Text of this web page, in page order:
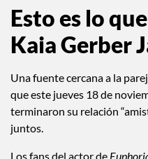
Esto es lo
Kaia Gerber
Una fuente cercana a la
que este jueves 18 de
terminaron su relación